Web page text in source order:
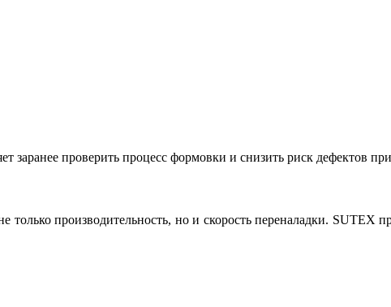
проверить процесс формовки и снизить риск дефектов
производительность, но и скорость переналадки. SUTEX